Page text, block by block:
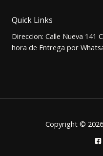
Quick Links
Direccion: Calle Nueva 141
hora de Entrega por
Copyright ©